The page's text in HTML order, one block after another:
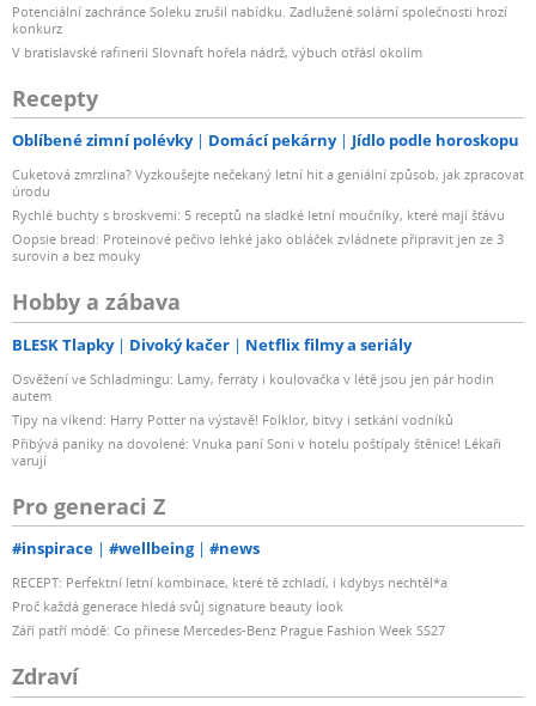
Potenciální zachránce Soleku zrušil nabídku. Zadlužené solární společnosti hrozí
konkurz
V bratislavské rafinerii Slovnaft hořela nádrž, výbuch otřásl okolím
Recepty
Oblíbené zimní polévky Domácí pekárny Jídlo podle horoskopu
Cuketová zmrzlina? Vyzkoušejte nečekaný letní hit a geniální způsob, jak zpracovat
úrodu
Rychlé buchty s broskvemi: 5 receptů na sladké letní moučníky, které mají šťávu
Oopsie bread: Proteinové pečivo lehké jako obláček zvládnete připravit jen ze 3
surovin a bez mouky
Hobby a zábava
BLESK Tlapky Divoký kačer Netflix filmy a seriály
Osvěžení ve Schladmingu: Lamy, ferraty i koulovačka v létě jsou jen pár hodin
autem
Tipy na víkend: Harry Potter na výstavě! Folklor, bitvy i setkání vodníků
Přibývá paniky na dovolené: Vnuka paní Soni v hotelu poštípaly štěnice! Lékaři
varují
Pro generaci Z
#inspirace #wellbeing #news
RECEPT: Perfektní letní kombinace, které tě zchladí, i kdybys nechtěl*a
Proč každá generace hledá svůj signature beauty look
Září patří módě: Co přinese Mercedes-Benz Prague Fashion Week SS27
Zdraví